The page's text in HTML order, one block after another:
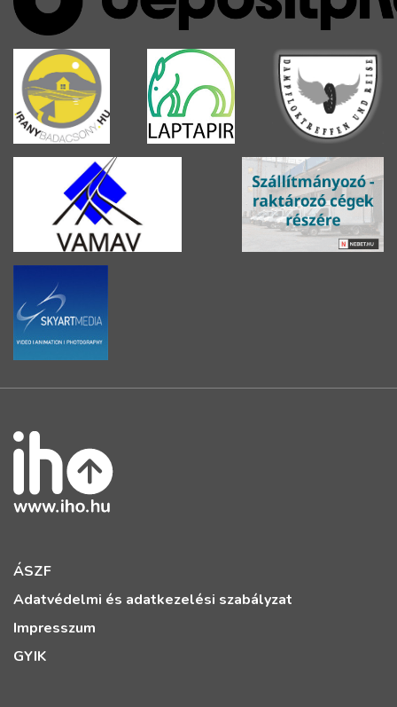
ÁSZF
Adatvédelmi és adatkezelési szabályzat
Impresszum
GYIK